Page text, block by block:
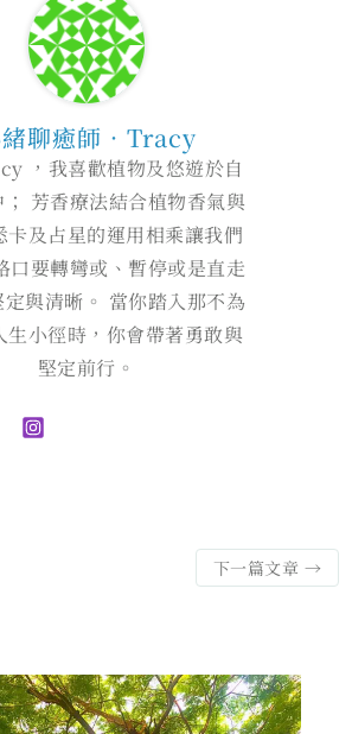
聊癒師．Tracy
，我喜歡植物及悠遊於自
； 芳香療法結合植物香氣與
卡及占星的運用相乘讓我們
口要轉彎或、暫停或是直走
定與清晰。 當你踏入那不為
生小徑時，你會帶著勇敢與
堅定前行。
下一篇文章 →